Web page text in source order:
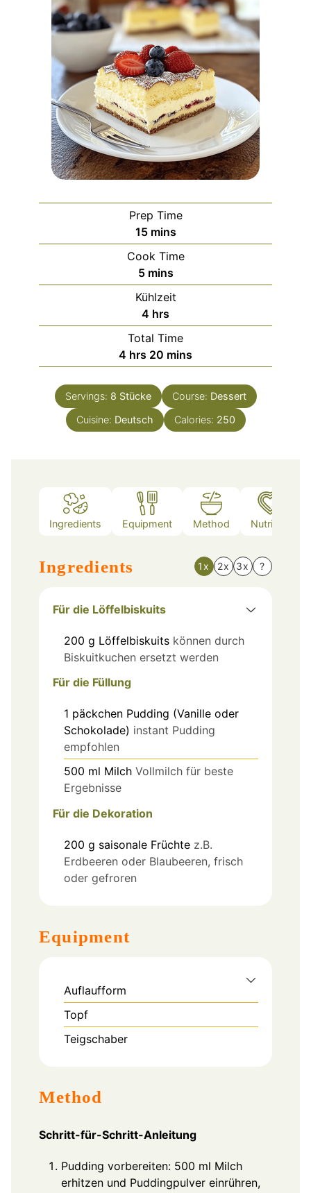
Prep Time
15minutes
mins
Cook Time
5minutes
mins
Kühlzeit
4 hours
hrs
Total Time
4 hours
hrs 20 minutes
mins
Servings: 8 Stücke Course: Dessert
Cuisine: Deutsch Calories: 250
Ingredients Equipment Method Nutrition
Ingredients 1x 2x 3x ?
Für die Löffelbiskuits
200 g Löffelbiskuits können durch
Biskuitkuchen ersetzt werden
Für die Füllung
1 päckchen Pudding (Vanille oder
Schokolade) instant Pudding
empfohlen
500 ml Milch Vollmilch für beste
Ergebnisse
Für die Dekoration
200 g saisonale Früchte z.B.
Erdbeeren oder Blaubeeren, frisch
oder gefroren
Equipment
Auflaufform
Topf
Teigschaber
Method
Schritt-für-Schritt-Anleitung
Pudding vorbereiten: 500 ml Milch
erhitzen und Puddingpulver einrühren,